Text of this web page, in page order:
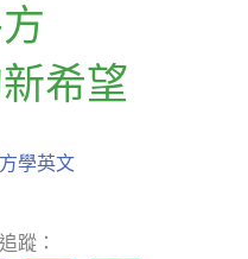
希望
學英文
蹤：